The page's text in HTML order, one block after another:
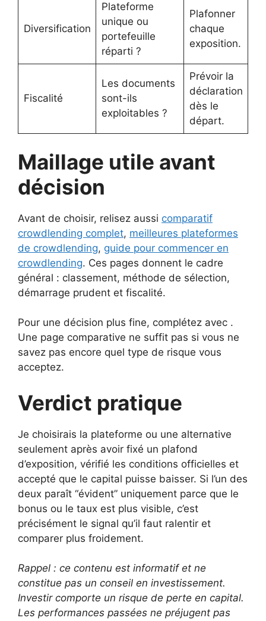
Diversification
Plateforme
unique ou
portefeuille
réparti ?
Plafonner
chaque
exposition.
Fiscalité
Les documents
sont-ils
exploitables ?
Prévoir la
déclaration
dès le
départ.
Maillage utile avant
décision
Avant de choisir, relisez aussi comparatif
crowdlending complet, meilleures plateformes
de crowdlending, guide pour commencer en
crowdlending. Ces pages donnent le cadre
général : classement, méthode de sélection,
démarrage prudent et fiscalité.
Pour une décision plus fine, complétez avec .
Une page comparative ne suffit pas si vous ne
savez pas encore quel type de risque vous
acceptez.
Verdict pratique
Je choisirais la plateforme ou une alternative
seulement après avoir fixé un plafond
d’exposition, vérifié les conditions officielles et
accepté que le capital puisse baisser. Si l’un des
deux paraît “évident” uniquement parce que le
bonus ou le taux est plus visible, c’est
précisément le signal qu’il faut ralentir et
comparer plus froidement.
Rappel : ce contenu est informatif et ne
constitue pas un conseil en investissement.
Investir comporte un risque de perte en capital.
Les performances passées ne préjugent pas